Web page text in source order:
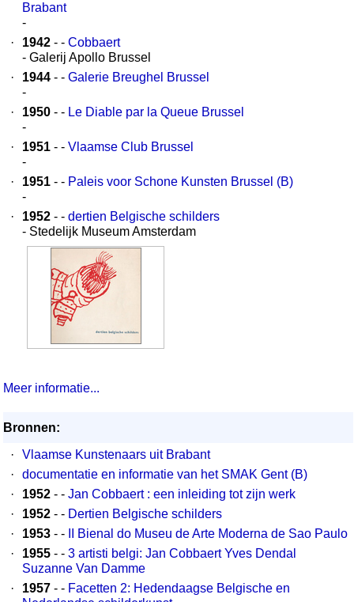
Brabant
-
·
1942 - - Cobbaert
- Galerij Apollo Brussel
·
1944 - - Galerie Breughel Brussel
-
·
1950 - - Le Diable par la Queue Brussel
-
·
1951 - - Vlaamse Club Brussel
-
·
1951 - - Paleis voor Schone Kunsten Brussel (B)
-
·
1952 - - dertien Belgische schilders
- Stedelijk Museum Amsterdam
Meer informatie...
Bronnen:
·
Vlaamse Kunstenaars uit Brabant
·
documentatie en informatie van het SMAK Gent (B)
·
1952 - - Jan Cobbaert : een inleiding tot zijn werk
·
1952 - - Dertien Belgische schilders
·
1953 - -
II Bienal do Museu de Arte Moderna de Sao Paulo
·
1955 - - 3 artisti belgi: Jan Cobbaert Yves Dendal
Suzanne Van Damme
·
1957 - - Facetten 2: Hedendaagse Belgische en